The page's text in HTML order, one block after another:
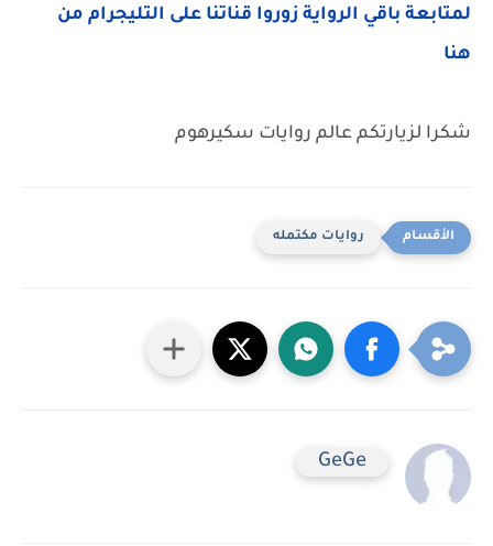
لمتابعة باقي الرواية زوروا قناتنا على التليجرام من
هنا
شكرا لزيارتكم عالم روايات سكيرهوم
روايات مكتمله
GeGe